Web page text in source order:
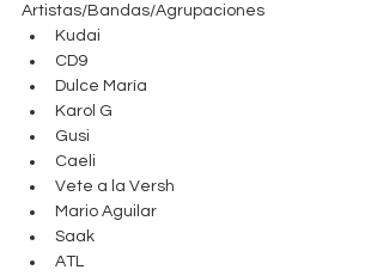
Artistas/Bandas/Agrupaciones
Kudai
CD9
Dulce María
Karol G
Gusi
Caeli
Vete a la Versh
Mario Aguilar
Saak
ATL